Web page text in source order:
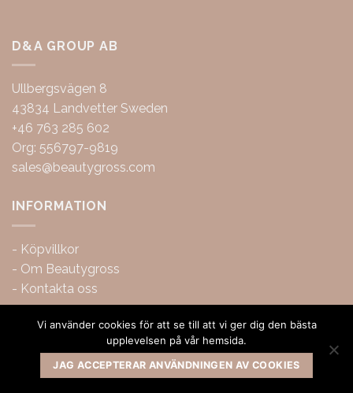
D&A GROUP AB
Ullbergsvägen 8
43834 Landvetter Sweden
+46 763 285 602
Org: 556797-9819
sales@beautygross.com
INFORMATION
- Köpvillkor
- Om Beautygross
- Kontakta oss
Copyright 2026 ©BeautyGross
Vi använder cookies för att se till att vi ger dig den bästa
upplevelsen på vår hemsida.
JAG ACCEPTERAR ANVÄNDNINGEN AV COOKIES